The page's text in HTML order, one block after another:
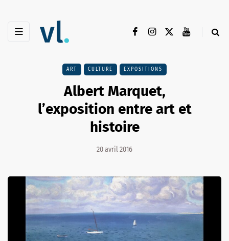
ART CULTURE EXPOSITIONS
Albert Marquet,
l’exposition entre art et
histoire
20 avril 2016